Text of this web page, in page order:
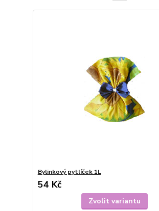
Bylinkový pytlíček 1L
54 Kč
Zvolit variantu